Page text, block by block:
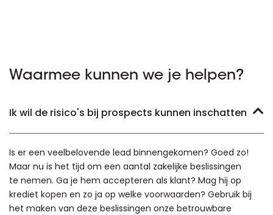
Waarmee kunnen we je helpen?
Ik wil de risico's bij prospects kunnen inschatten
Is er een veelbelovende lead binnengekomen? Goed zo!
Maar nu is het tijd om een aantal zakelijke beslissingen
te nemen. Ga je hem accepteren als klant? Mag hij op
krediet kopen en zo ja op welke voorwaarden? Gebruik bij
het maken van deze beslissingen onze betrouwbare